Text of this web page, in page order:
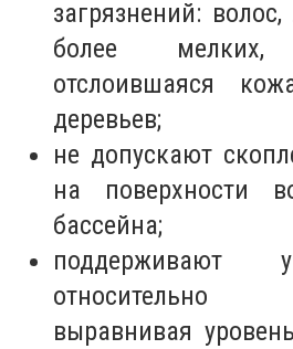
загрязнений:
более
отслоившаяся
деревьев;
не допускают
на
бассейна;
поддерживают
относительно
выравнивая